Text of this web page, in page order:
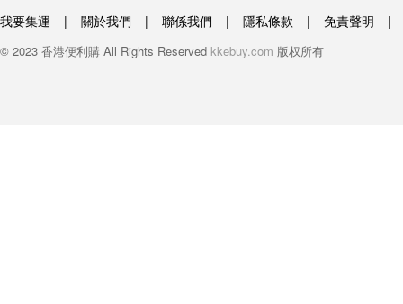
我要集運 | 關於我們 | 聯係我們 | 隱私條款 | 免責聲明 |
© 2023 香港便利購 All Rights Reserved kkebuy.com 版权所有